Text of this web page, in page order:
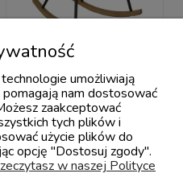
Fotel bujany QUAX
dla dorosłych De
Luxe Clay
2 690,00 zł
umożliwiają
nam dostosować
zaakceptować
tych plików i
użycie plików do
opcję "Dostosuj zgody".
w naszej Polityce